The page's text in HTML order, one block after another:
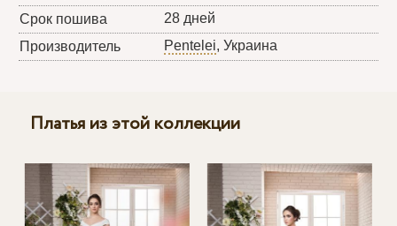
Срок пошива
28 дней
Производитель
Pentelei, Украина
Платья из этой коллекции